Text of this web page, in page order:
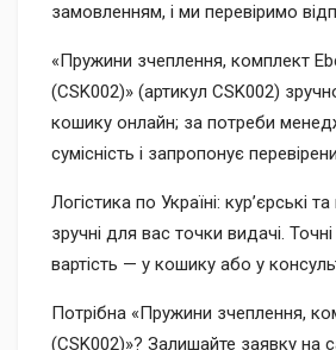
замовленням, і ми перевіримо
«Пружини зчеплення, комплект
(CSK002)» (артикул CSK002)
кошику онлайн; за потреби
сумісність і запропонує
Логістика по Україні: кур’єрські
зручні для вас точки видачі.
вартість — у кошику або у
Потрібна «Пружини зчеплення,
(CSK002)»? Залишайте заявку на